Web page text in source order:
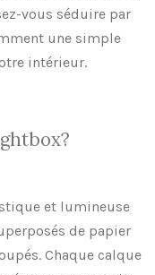
vous séduire par
une simple
intérieur.
et lumineuse
de papier
Chaque calque